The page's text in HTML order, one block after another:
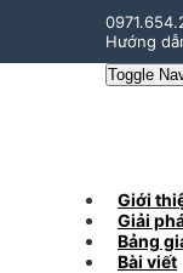
Hướng
Toggle
Giới
Giải
Bảng
Bài viết